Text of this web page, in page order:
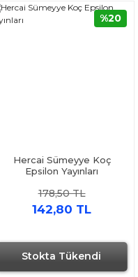
Stokta Tükendi
Hercai Sümeyye Koç
Epsilon Yayınları
178,50 TL
142,80 TL
%20